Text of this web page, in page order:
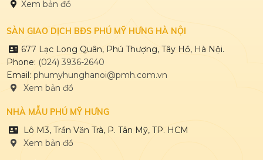
Xem bản đồ
SÀN GIAO DỊCH BĐS PHÚ MỸ HƯNG HÀ NỘI
677 Lạc Long Quân, Phú Thượng, Tây Hồ, Hà Nội.
Phone: (024) 3936-2640
Email: phumyhunghanoi@pmh.com.vn
Xem bản đồ
NHÀ MẪU PHÚ MỸ HƯNG
Lô M3, Trần Văn Trà, P. Tân Mỹ, TP. HCM
Xem bản đổ